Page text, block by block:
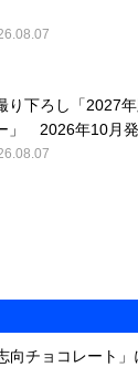
り下ろし「2027
」 2026年10月
向チョコレート